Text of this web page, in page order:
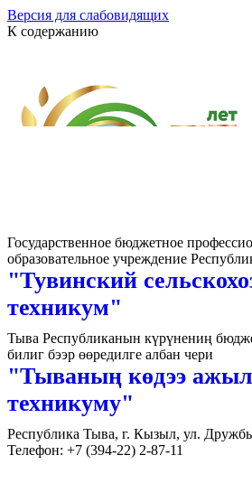
Версия для слабовидящих
К содержанию
Государственное бюджетное
образовательное учреждение
"Тувинский
техникум"
Тыва Республиканын күрүнениң
билиг бээр өөредилге албан чери
"Тываның көдээ
техникуму"
Республика Тыва, г. Кызыл, ул.
Телефон: +7 (394-22) 2-87-11